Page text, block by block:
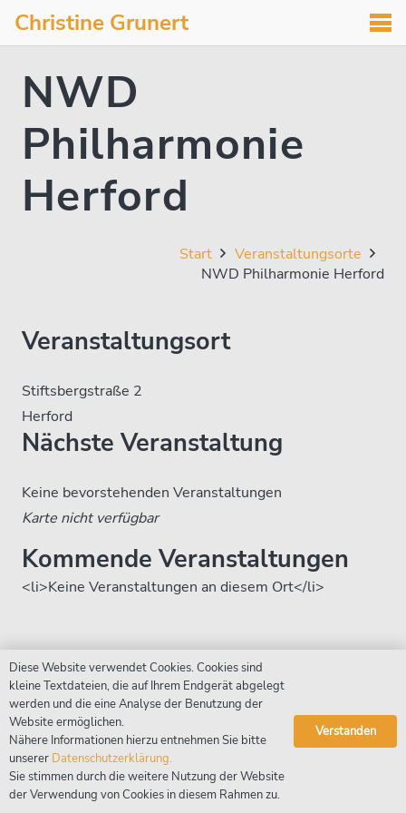
Christine Grunert
NWD
Philharmonie
Herford
Start
Veranstaltungsorte
NWD Philharmonie Herford
Veranstaltungsort
Stiftsbergstraße 2
Herford
Nächste Veranstaltung
Keine bevorstehenden Veranstaltungen
Karte nicht verfügbar
Kommende Veranstaltungen
<li>Keine Veranstaltungen an diesem Ort</li>
© Christine Grunert //Impressum//Datenschutz
Diese Website verwendet Cookies. Cookies sind
kleine Textdateien, die auf Ihrem Endgerät abgelegt
werden und die eine Analyse der Benutzung der
Website ermöglichen.
Nähere Informationen hierzu entnehmen Sie bitte
unserer Datenschutzerklärung.
Sie stimmen durch die weitere Nutzung der Website
der Verwendung von Cookies in diesem Rahmen zu.
Verstanden